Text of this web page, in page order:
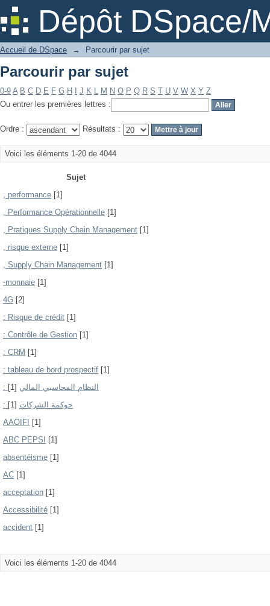
Dépôt DSpace/
Parcourir par sujet
Accueil de DSpace → Parcourir par sujet
Parcourir par sujet
0-9 A B C D E F G H J K L M N O P Q R S T U V W X Y Z
Ou entrer les premières lettres :
Ordre : Résultats :
Voici les éléments 1-20 de 4044
Sujet
, performance [1]
, Performance Opérationnelle [1]
, Pratiques Supply Chain Management [1]
, risque externe [1]
, Supply Chain Management [1]
-monnaie [1]
4G [2]
: Risque de crédit [1]
: Contrôle de Gestion [1]
: CRM [1]
: tableau de bord prospectif [1]
: النظام المحاسبي المالي [1]
: حوكمة الشركات [1]
AAOIFI
[1]
ABC PEPSI
[1]
absentéisme [1]
AC [1]
acceptation [1]
Accessibilité [1]
accident [1]
Voici les éléments 1-20 de 4044